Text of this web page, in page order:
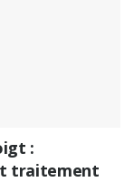
:
traitement